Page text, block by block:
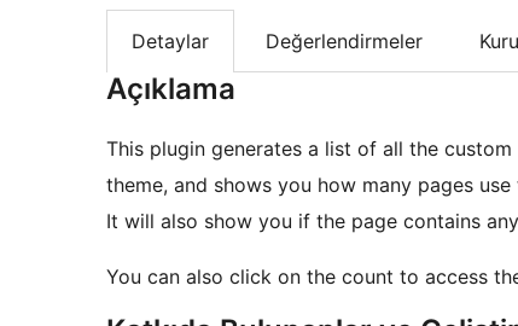
Detaylar Değerlendirmeler
Açıklama
This plugin generates a list of all the
theme, and shows you how many pages
It will also show you if the page contains
You can also click on the count to access